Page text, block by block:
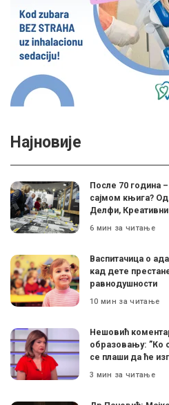
Најновије
После 70 година
сајмом књига? Од
Делфи,
6 мин за читање
Васпитачица о
кад дете
равнодушности
10 мин за читање
Нешовић
образовању: ”Ко
се плаши да ће
3 мин за читање